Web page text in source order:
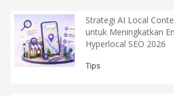
Strategi AI Local
untuk Meningkatkan
Hyperlocal SEO 2026
Tips